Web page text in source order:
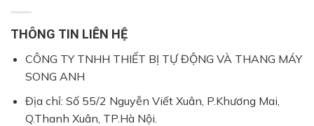
THÔNG TIN LIÊN HỆ
CÔNG TY TNHH THIẾT BỊ TỰ ĐỘNG VÀ THANG MÁY
SONG ANH
Địa chỉ: Số 55/2 Nguyễn Viết Xuân, P.Khương Mai,
Q.Thanh Xuân, TP.Hà Nội.